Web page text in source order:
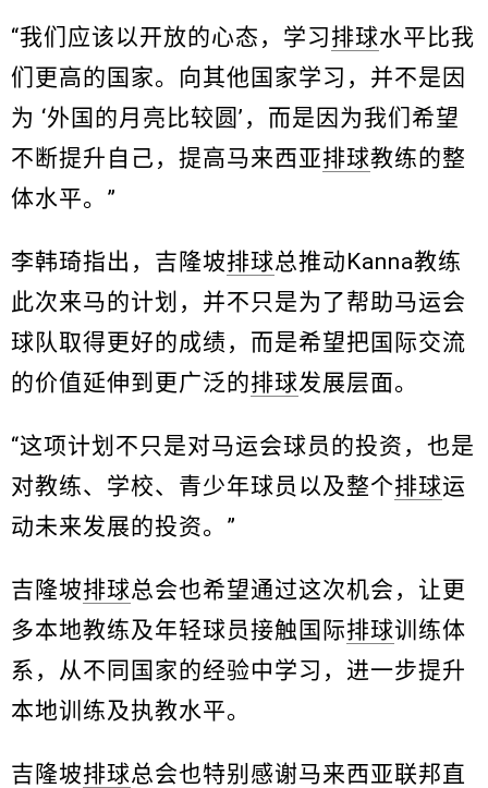
“我们应该以开放的心态，学习排球水平比我
们更高的国家。向其他国家学习，并不是因
为 ‘外国的月亮比较圆’，而是因为我们希望
不断提升自己，提高马来西亚排球教练的整
体水平。”
李韩琦指出，吉隆坡排球总推动Kanna教练
此次来马的计划，并不只是为了帮助马运会
球队取得更好的成绩，而是希望把国际交流
的价值延伸到更广泛的排球发展层面。
“这项计划不只是对马运会球员的投资，也是
对教练、学校、青少年球员以及整个排球运
动未来发展的投资。”
吉隆坡排球总会也希望通过这次机会，让更
多本地教练及年轻球员接触国际排球训练体
系，从不同国家的经验中学习，进一步提升
本地训练及执教水平。
吉隆坡排球总会也特别感谢马来西亚联邦直